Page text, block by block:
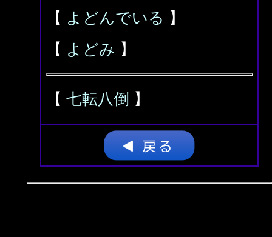
【 よどんでいる 】
【 よどみ 】
【 七転八倒 】